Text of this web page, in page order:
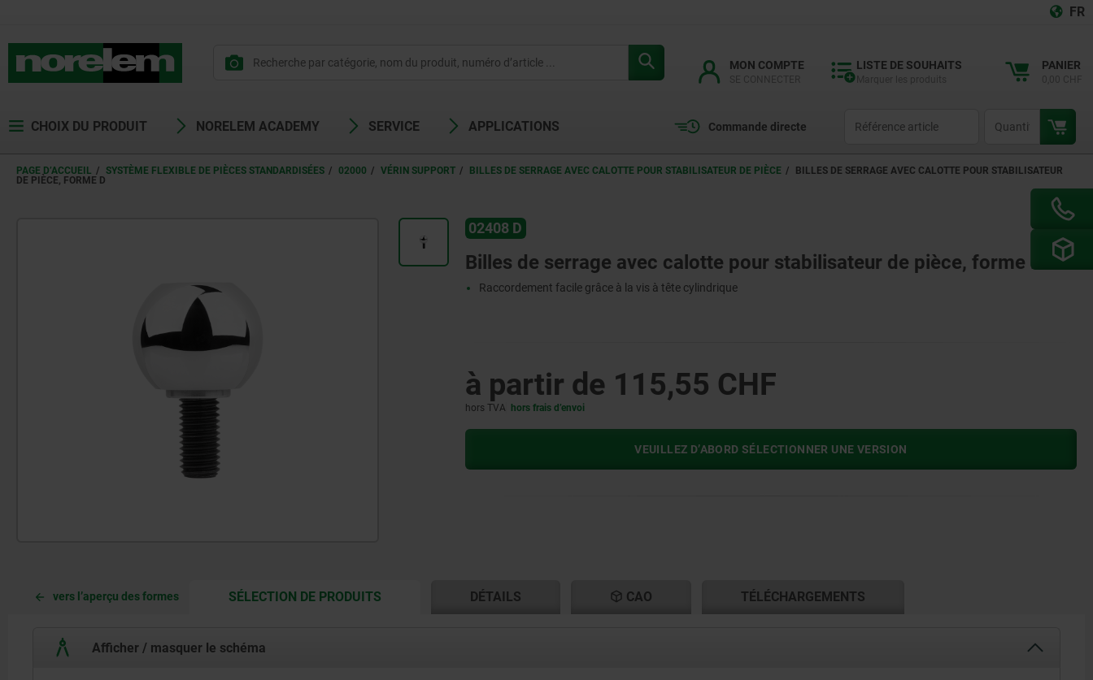
FR
MON COMPTE LISTE DE SOUHAITS PANIER
CHOIX DU PRODUIT NORELEM ACADEMY SERVICE APPLICATIONS Commande directe
PAGE D’ACCUEIL SYSTÈME FLEXIBLE DE PIÈCES STANDARDISÉES 02000 VÉRIN SUPPORT BILLES DE SERRAGE AVEC CALOTTE POUR STABILISATEUR DE PIÈCE
BILLES DE SERRAGE AVEC CALOTTE POUR STABILISATEUR
DE PIÈCE, FORME D
02408 D
Billes de serrage avec calotte pour stabilisateur de pièce, forme D
Raccordement facile grâce à la vis à tête cylindrique
à partir de 115,55 CHF
hors TVA hors frais d’envoi
VEUILLEZ D’ABORD SÉLECTIONNER UNE VERSION
vers l’aperçu des formes SÉLECTION DE PRODUITSCURRENT
CURRENT
DÉTAILS CAO TÉLÉCHARGEMENTS
Afficher / masquer le schéma